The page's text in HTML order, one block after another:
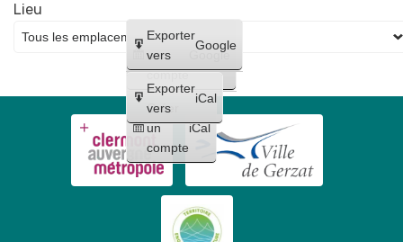
Créer
un
compte
Google
Créer
un
compte
iCal
Exporter
vers
Google
Exporter
vers
iCal
Lieu